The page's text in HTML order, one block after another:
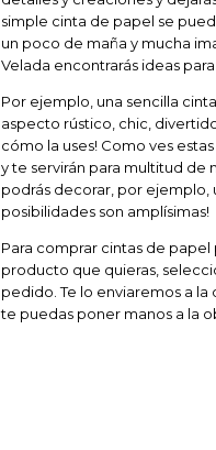
simple cinta de papel se
un poco de maña y mucha
Velada encontrarás ideas
Por ejemplo, una sencilla
aspecto rústico, chic,
cómo la uses! Como ves
y te servirán para multitud de
podrás decorar, por ejemplo,
posibilidades son amplísimas!
Para comprar cintas de
producto que quieras,
pedido. Te lo enviaremos a
te puedas poner manos a la